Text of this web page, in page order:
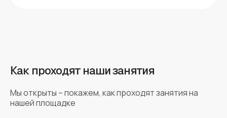
Как проходят наши занятия
Мы открыты – покажем, как проходят занятия на
нашей площадке